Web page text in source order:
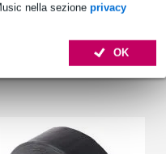
nella sezione privacy
OK